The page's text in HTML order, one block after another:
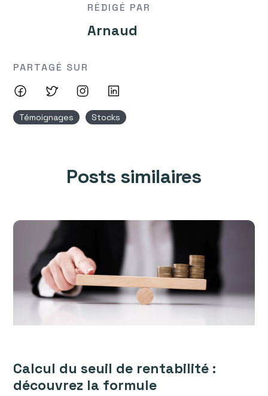
RÉDIGÉ PAR
Arnaud
PARTAGÉ SUR
Témoignages Stocks
Posts similaires
Calcul du seuil de rentabilité :
découvrez la formule